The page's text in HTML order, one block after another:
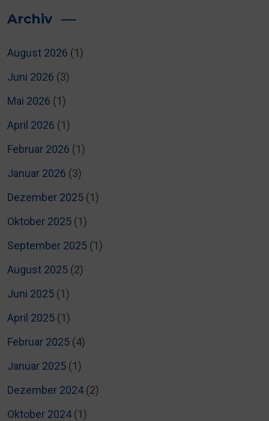
Archiv
August 2026 (1)
Juni 2026 (3)
Mai 2026 (1)
April 2026 (1)
Februar 2026 (1)
Januar 2026 (3)
Dezember 2025 (1)
Oktober 2025 (1)
September 2025 (1)
August 2025 (2)
Juni 2025 (1)
April 2025 (1)
Februar 2025 (4)
Januar 2025 (1)
Dezember 2024(2)
Oktober 2024(1)